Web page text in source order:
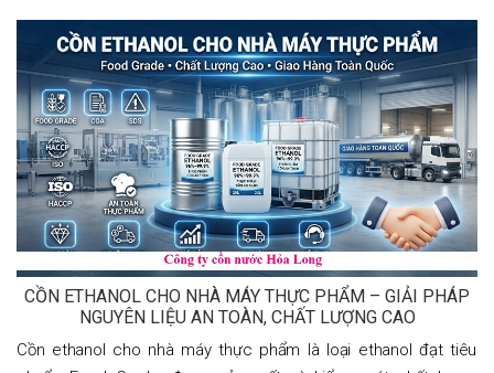
phẩm. Trong số các loại dung môi được sử dụng phổ biến, cồn
ethanol là nguyên liệu
CỒN ETHANOL CHO NHÀ MÁY THỰC PHẨM – GIẢI PHÁP
NGUYÊN LIỆU AN TOÀN, CHẤT LƯỢNG CAO
Cồn ethanol cho nhà máy thực phẩm là loại ethanol đạt tiêu